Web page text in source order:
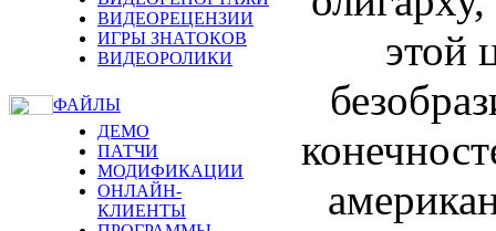
ВИДЕОРЕЦЕНЗИИ
ИГРЫ ЗНАТОКОВ
ВИДЕОРОЛИКИ
ФАЙЛЫ
ДЕМО
ПАТЧИ
МОДИФИКАЦИИ
ОНЛАЙН-
КЛИЕНТЫ
этой